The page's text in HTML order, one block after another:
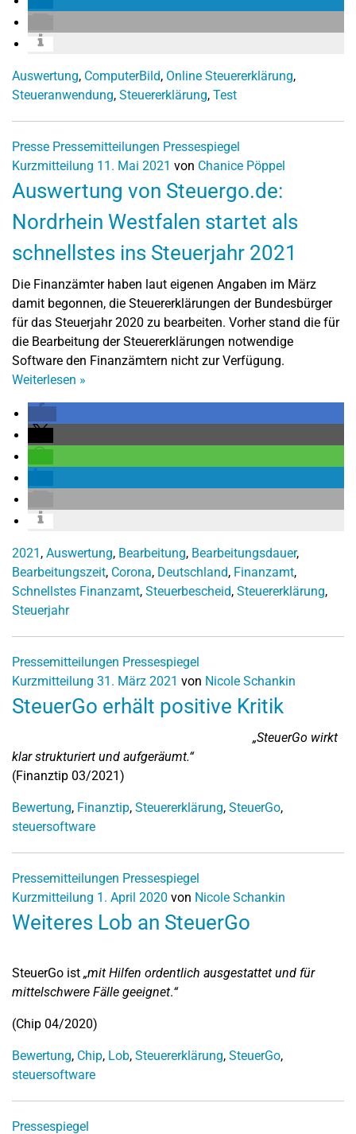
Auswertung, ComputerBild, Online Steuererklärung,
Steueranwendung, Steuererklärung, Test
Presse Pressemitteilungen Pressespiegel
Kurzmitteilung 11. Mai 2021 von Chanice Pöppel
Auswertung von Steuergo.de:
Nordrhein Westfalen startet als
schnellstes ins Steuerjahr 2021
Die Finanzämter haben laut eigenen Angaben im März
damit begonnen, die Steuererklärungen der Bundesbürger
für das Steuerjahr 2020 zu bearbeiten. Vorher stand die für
die Bearbeitung der Steuererklärungen notwendige
Software den Finanzämtern nicht zur Verfügung.
Weiterlesen »
2021 , Auswertung, Bearbeitung, Bearbeitungsdauer,
Bearbeitungszeit, Corona, Deutschland, Finanzamt,
Schnellstes Finanzamt, Steuerbescheid, Steuererklärung,
Steuerjahr
Pressemitteilungen Pressespiegel
Kurzmitteilung 31. März 2021 von Nicole Schankin
SteuerGo erhält positive Kritik
„SteuerGo wirkt
klar strukturiert und aufgeräumt.“
(Finanztip 03/2021)
Bewertung, Finanztip, Steuererklärung, SteuerGo,
steuersoftware
Pressemitteilungen Pressespiegel
Kurzmitteilung 1. April 2020 von Nicole Schankin
Weiteres Lob an SteuerGo
SteuerGo ist „mit Hilfen ordentlich ausgestattet und für
mittelschwere Fälle geeignet.“
(Chip 04/2020)
Bewertung, Chip, Lob, Steuererklärung, SteuerGo,
steuersoftware
Pressespiegel